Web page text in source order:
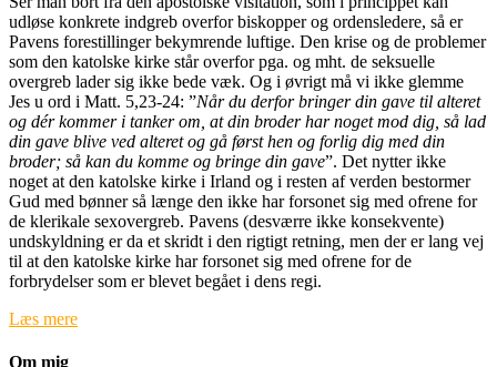
udløse konkrete indgreb overfor biskopper og ordensledere, så er
Pavens forestillinger bekymrende luftige. Den krise og de problemer
som den katolske kirke står overfor pga. og mht. de seksuelle
overgreb lader sig ikke bede væk. Og i øvrigt må vi ikke glemme
Jes u ord i Matt. 5,23-24: ”Når du derfor bringer din gave til alteret
og dér kommer i tanker om, at din broder har noget mod dig, så lad
din gave blive ved alteret og gå først hen og forlig dig med din
broder; så kan du komme og bringe din gave”. Det nytter ikke
noget at den katolske kirke i Irland og i resten af verden bestormer
Gud med bønner så længe den ikke har forsonet sig med ofrene for
de klerikale sexovergreb. Pavens (desværre ikke konsekvente)
undskyldning er da et skridt i den rigtigt retning, men der er lang vej
til at den katolske kirke har forsonet sig med ofrene for de
forbrydelser som er blevet begået i dens regi.
Læs mere
Om mig